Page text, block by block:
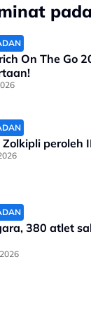
On The Go
peroleh
380 atlet